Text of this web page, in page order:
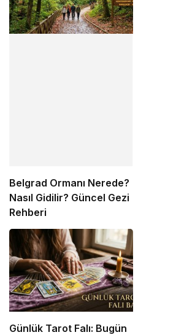
Belgrad Ormanı Nerede?
Nasıl Gidilir? Güncel Gezi
Rehberi
Günlük Tarot Falı: Bugün